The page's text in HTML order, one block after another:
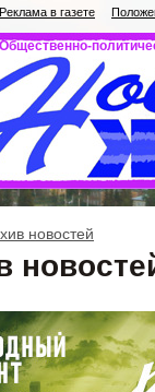
Реклама в газете
Общественно-
новостей